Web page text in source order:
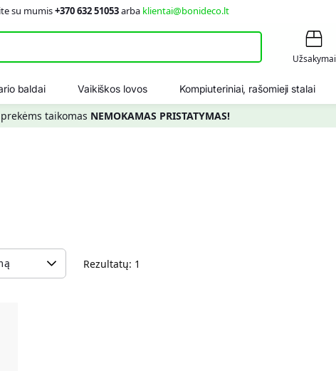
su mumis+370 632 51053arba klientai@bonideco.lt
Užsakymai
baldai Vaikiškos lovos Kompiuteriniai, rašomieji stalai
taikomas NEMOKAMAS PRISTATYMAS!
Rezultatų: 1